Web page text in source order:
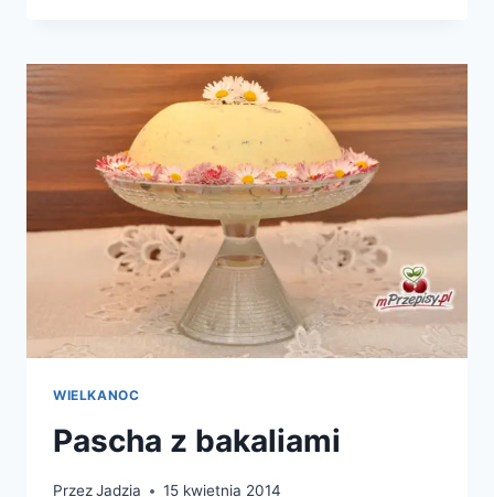
WIELKANOC
Pascha z bakaliami
PrzezJadzia 15 kwietnia 2014